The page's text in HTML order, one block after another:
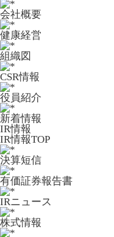
会社概要
健康経営
組織図
CSR情報
役員紹介
新着情報
IR情報
IR情報TOP
決算短信
有価証券報告書
IRニュース
株式情報